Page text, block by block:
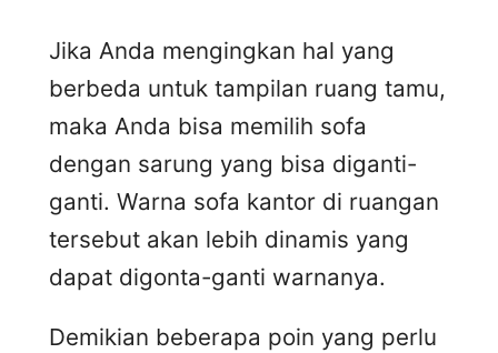
Jika Anda mengingkan hal yang
berbeda untuk tampilan ruang tamu,
maka Anda bisa memilih sofa
dengan sarung yang bisa diganti-
ganti. Warna sofa kantor di ruangan
tersebut akan lebih dinamis yang
dapat digonta-ganti warnanya.
Demikian beberapa poin yang perlu